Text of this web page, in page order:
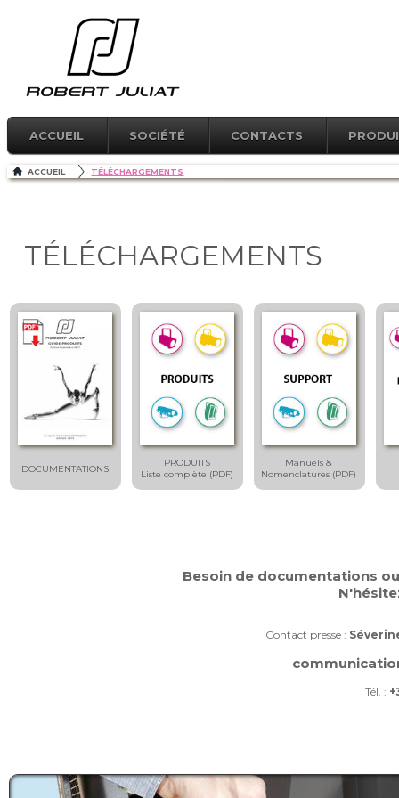
ACCUEIL SOCIÉTÉ CONTACTS
ACCUEIL TÉLÉCHARGEMENTS
TÉLÉCHARGEMENTS
DOCUMENTATIONS
PRODUITS
Liste complète (PDF)
Manuels &
Nomenclatures (PDF)
Besoin de documentations
Contact presse :
Tél. :